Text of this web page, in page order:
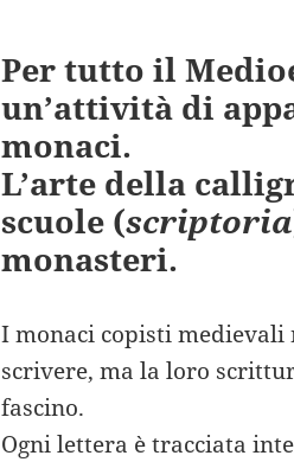
Per tutto il
un’attività di
monaci.
L’arte della
scuole (scriptoria
monasteri.
I monaci copisti medievali
scrivere, ma la loro
fascino.
Ogni lettera è tracciata